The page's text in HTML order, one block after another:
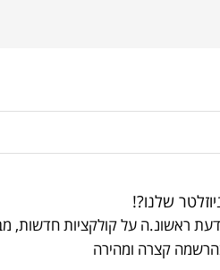
שלנו?!
ראשונ.ה על קולקציות חדשות,
קצרה ומהירה